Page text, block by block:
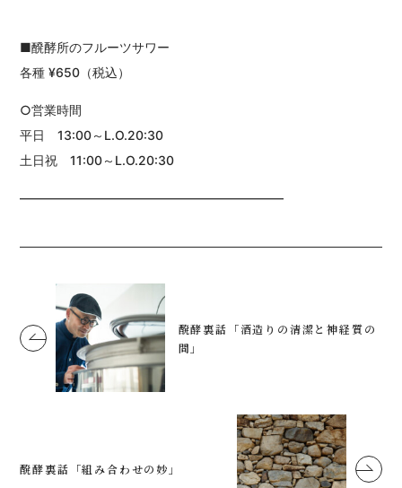
■醗酵所のフルーツサワー
各種 ¥650（税込）
○営業時間
平日 13:00～L.O.20:30
土日祝 11:00～L.O.20:30
―――――――――――――――――――――
醗酵裏話「酒造りの清潔と神経質の
間」
醗酵裏話「組み合わせの妙」